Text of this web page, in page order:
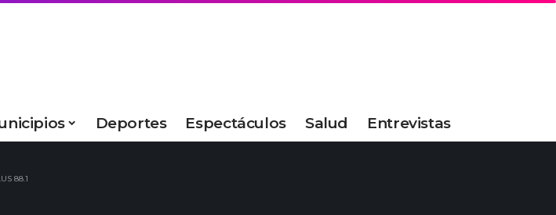
Deportes Espectáculos Salud Entrevistas
88.1